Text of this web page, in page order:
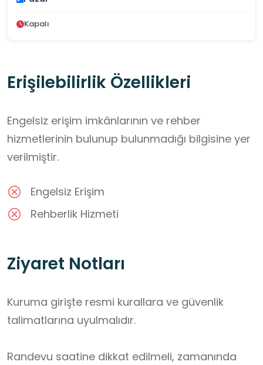
Kapalı
Erişilebilirlik Özellikleri
Engelsiz erişim imkânlarının ve rehber
hizmetlerinin bulunup bulunmadığı bilgisine yer
verilmiştir.
Engelsiz Erişim
Rehberlik Hizmeti
Ziyaret Notları
Kuruma girişte resmi kurallara ve güvenlik
talimatlarına uyulmalıdır.
Randevu saatine dikkat edilmeli, zamanında